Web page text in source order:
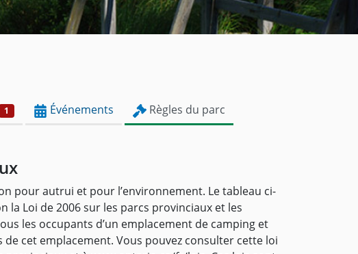
1 Événements Règles du parc
pour autrui et pour l’environnement. Le tableau ci-
la Loi de 2006 sur les parcs provinciaux et les
les occupants d’un emplacement de camping et
cet emplacement. Vous pouvez consulter cette loi